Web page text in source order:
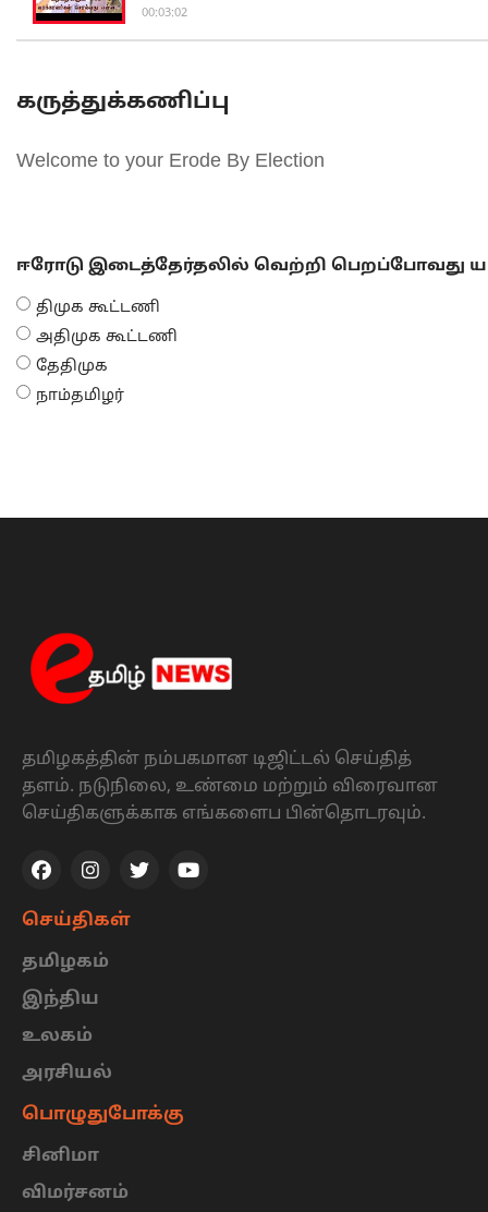
00:03:02
கருத்துக்கணிப்பு
Welcome to your Erode By Election
ஈரோடு இடைத்தேர்தலில் வெற்றி பெறப்போவது
திமுக கூட்டணி
அதிமுக கூட்டணி
தேதிமுக
நாம்தமிழர்
தமிழகத்தின் நம்பகமான டிஜிட்டல் செய்தித்
தளம். நடுநிலை, உண்மை மற்றும் விரைவான
செய்திகளுக்காக எங்களைப பின்தொடரவும்.
செய்திகள்
தமிழகம்
இந்திய
உலகம்
அரசியல்
பொழுதுபோக்கு
சினிமா
விமர்சனம்